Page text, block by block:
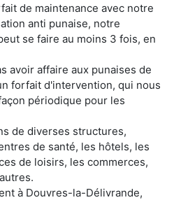
de maintenance avec notre
anti punaise, notre
se faire au moins 3 fois, en
avoir affaire aux punaises de
forfait d'intervention, qui nous
périodique pour les
de diverses structures,
de santé, les hôtels, les
de loisirs, les commerces,
à Douvres-la-Délivrande,